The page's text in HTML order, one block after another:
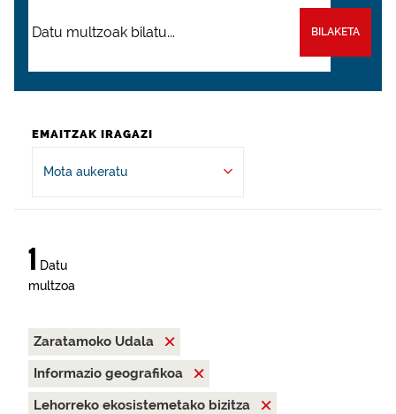
BILAKETA
EMAITZAK IRAGAZI
Mota aukeratu
1 Datu
multzoa
Zaratamoko Udala
Informazio geografikoa
Lehorreko ekosistemetako bizitza